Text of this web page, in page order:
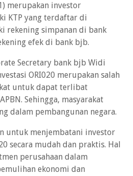
merupakan investor
KTP yang terdaftar di
rekening simpanan di bank
efek di bank bjb.
Secretary bank bjb Widi
ORI020 merupakan salah
untuk dapat terlibat
Sehingga, masyarakat
dalam pembangunan negara.
untuk menjembatani investor
secara mudah dan praktis. Hal
perusahaan dalam
ekonomi dan